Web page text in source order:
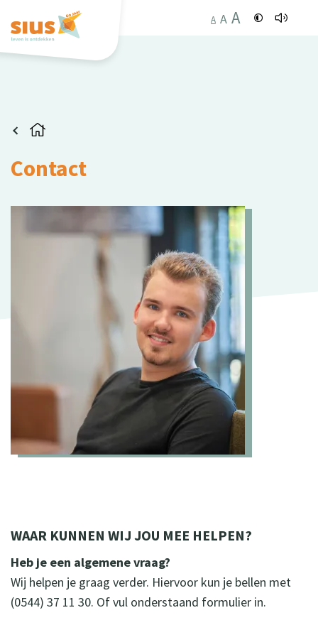
A A A
Contact
WAAR KUNNEN WIJ JOU MEE HELPEN?
Heb je een algemene vraag?
Wij helpen je graag verder. Hiervoor kun je bellen met
(0544) 37 11 30. Of vul onderstaand formulier in.